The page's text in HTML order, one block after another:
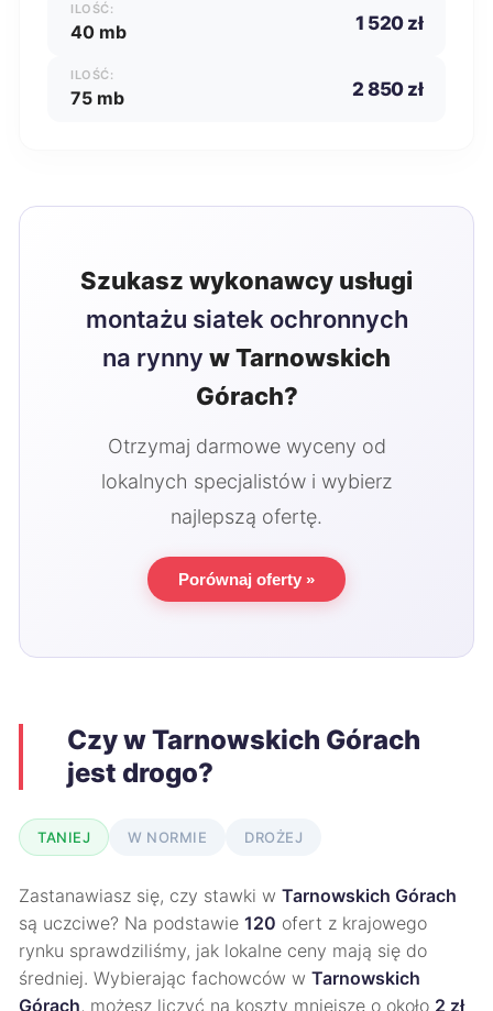
ILOŚĆ:
40 mb 1 520 zł
ILOŚĆ:
75 mb 2 850 zł
Szukasz wykonawcy usługi
montażu siatek ochronnych
na rynny w Tarnowskich
Górach?
Otrzymaj darmowe wyceny od
lokalnych specjalistów i wybierz
najlepszą ofertę.
Porównaj oferty »
Czy w Tarnowskich Górach
jest drogo?
TANIEJ W NORMIE DROŻEJ
Zastanawiasz się, czy stawki w Tarnowskich Górach
są uczciwe? Na podstawie 120 ofert z krajowego
rynku sprawdziliśmy, jak lokalne ceny mają się do
średniej. Wybierając fachowców w Tarnowskich
Górach, możesz liczyć na koszty mniejsze o około 2 zł